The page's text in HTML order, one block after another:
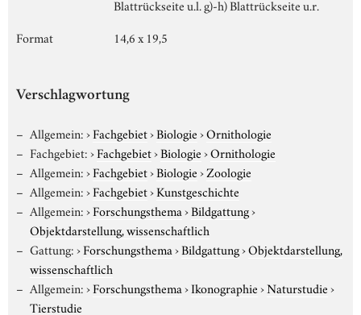
Blattrückseite u.l. g)-h) Blattrückseite u.r.
Format
14,6 x 19,5
Verschlagwortung
Allgemein:›Fachgebiet›Biologie›Ornithologie
Fachgebiet:›Fachgebiet›Biologie›Ornithologie
Allgemein:›Fachgebiet›Biologie›Zoologie
Allgemein:›Fachgebiet›Kunstgeschichte
Allgemein:›Forschungsthema›Bildgattung›
Objektdarstellung, wissenschaftlich
Gattung:›Forschungsthema›Bildgattung›Objektdarstellung,
wissenschaftlich
Allgemein:›Forschungsthema›Ikonographie›Naturstudie›
Tierstudie